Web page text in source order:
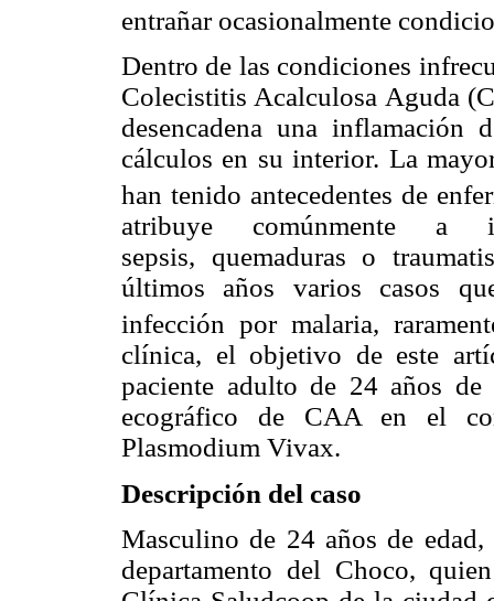
entrañar ocasionalmente
Dentro de las condiciones
Colecistitis Acalculosa Aguda
desencadena una
cálculos en su interior. La
han tenido antecedentes de
atribuye comúnmente a
sepsis, quemaduras o
últimos años varios casos
infección por malaria,
clínica, el objetivo de este
paciente adulto de 24 años
ecográfico de CAA en el
Plasmodium Vivax.
Descripción del caso
Masculino de 24 años de
departamento del Choco,